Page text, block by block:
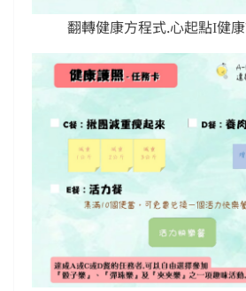
翻轉健康方程式.心起點Ι健